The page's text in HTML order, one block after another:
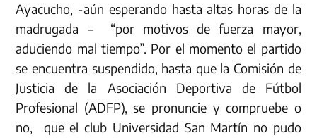
Ayacucho, -aún esperando hasta altas horas de la
madrugada – “por motivos de fuerza mayor,
aduciendo mal tiempo”. Por el momento el partido
se encuentra suspendido, hasta que la Comisión de
Justicia de la Asociación Deportiva de Fútbol
Profesional (ADFP), se pronuncie y compruebe o
no, que el club Universidad San Martín no pudo